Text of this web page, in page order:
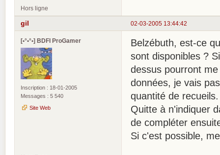
Hors ligne
02-03-2005 13:44:42
gil
[•°•°•] BDFI ProGamer
Inscription : 18-01-2005
Messages : 5 540
Site Web
Belzébuth, est-ce
sont disponibles ?
dessus pourront
données, je vais
quantité de recueils.
Quitte à n'indiquer
de compléter
Si c'est possible,